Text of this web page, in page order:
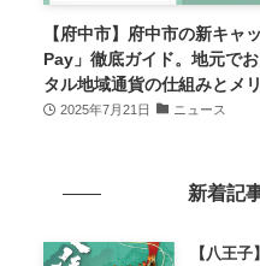
【府中市】府中市の新キャ
Pay」徹底ガイド。地元で
タル地域通貨の仕組みとメ
2025年7月21日 ニュース
新着記
【八王